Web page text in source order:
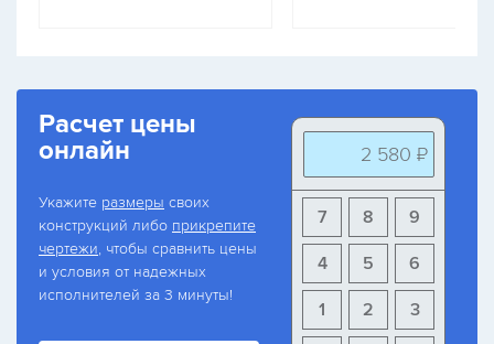
Расчет цены
онлайн
Укажите размеры своих
конструкций либо прикрепите
чертежи, чтобы сравнить цены
и условия от надежных
исполнителей за 3 минуты!
2 580 ₽
9
8
7
6
5
4
3
2
1